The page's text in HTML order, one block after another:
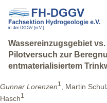
Wassereinzugsgebiet
Pilotversuch zur
entmaterialisiertem
Gunnar Lorenzen1 , Martin
Hasch1